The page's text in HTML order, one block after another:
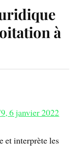
à
6 janvier 2022
et interprète les